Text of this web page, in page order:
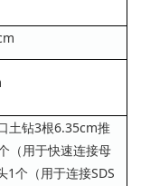
土钻3根6.35cm推
（用于快速连接母
1个（用于连接SDS